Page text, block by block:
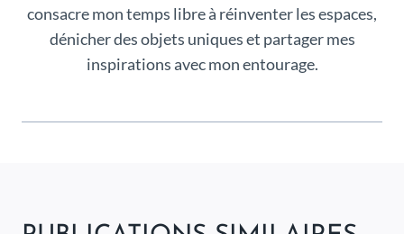
consacre mon temps libre à réinventer les espaces,
dénicher des objets uniques et partager mes
inspirations avec mon entourage.